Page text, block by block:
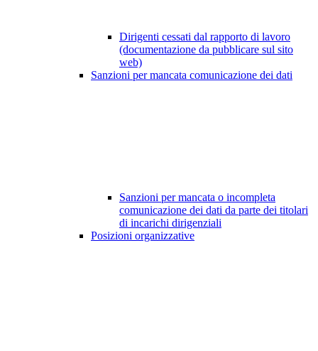
Dirigenti cessati dal rapporto di lavoro
(documentazione da pubblicare sul sito
web)
Sanzioni per mancata comunicazione dei dati
Sanzioni per mancata o incompleta
comunicazione dei dati da parte dei titolari
di incarichi dirigenziali
Posizioni organizzative